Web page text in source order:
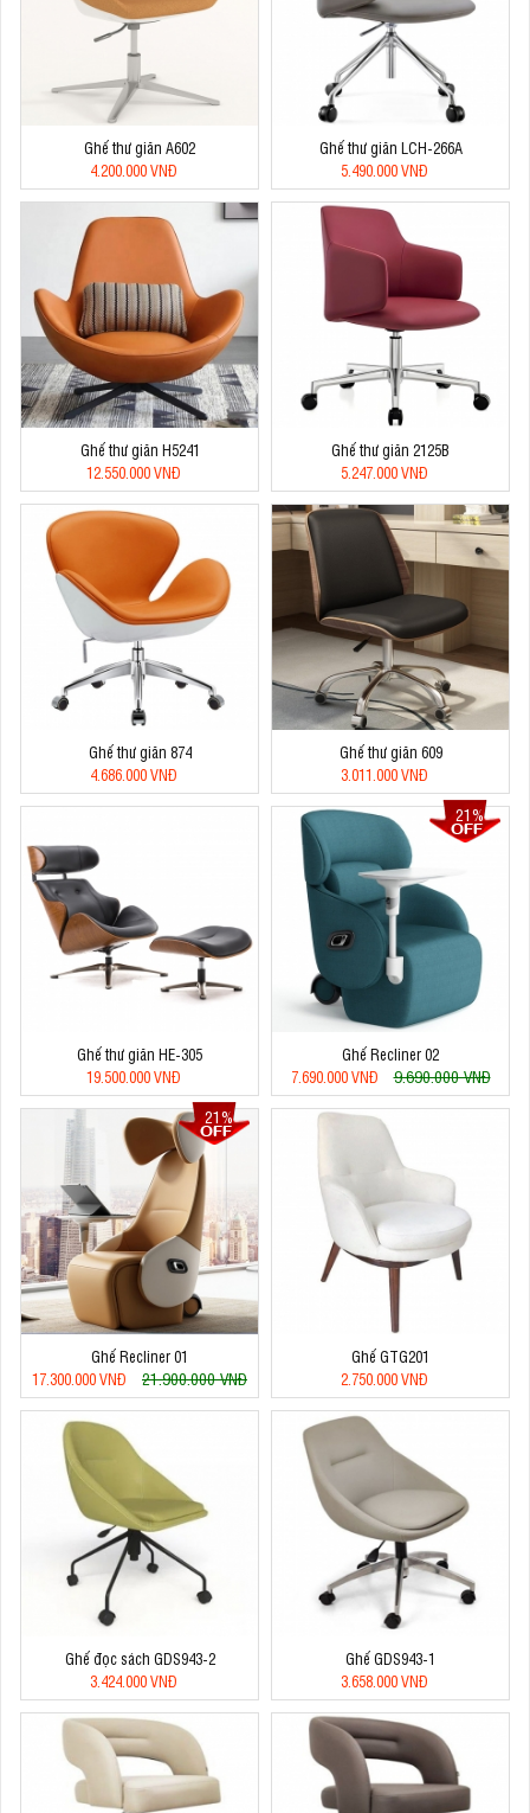
Ghế thư giãn A602
4.200.000 VNĐ
Ghế thư giãn LCH-266A
5.490.000 VNĐ
Ghế thư giãn H5241
12.550.000 VNĐ
Ghế thư giãn 2125B
5.247.000 VNĐ
Ghế thư giãn 874
4.686.000 VNĐ
Ghế thư giãn 609
3.011.000 VNĐ
Ghế thư giãn HE-305
19.500.000 VNĐ
21%
Ghế Recliner 02
7.690.000 VNĐ
9.690.000 VNĐ
21%
Ghế Recliner 01
17.300.000 VNĐ
21.900.000 VNĐ
Ghế GTG201
2.750.000 VNĐ
Ghế đọc sách GDS943-2
3.424.000 VNĐ
Ghế GDS943-1
3.658.000 VNĐ